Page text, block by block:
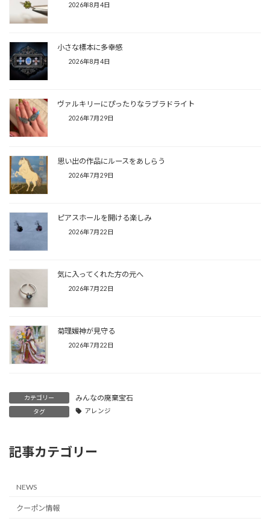
2026年8月4日
小さな標本に多幸感
2026年8月4日
ヴァルキリーにぴったりなラブラドライト
2026年7月29日
思い出の作品にルースをあしらう
2026年7月29日
ピアスホールを開ける楽しみ
2026年7月22日
気に入ってくれた方の元へ
2026年7月22日
菊理媛神が見守る
2026年7月22日
カテゴリー みんなの廃棄宝石
タグ アレンジ
記事カテゴリー
NEWS
クーポン情報